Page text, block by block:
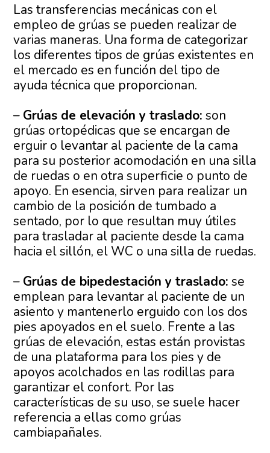
Las transferencias mecánicas con el
empleo de grúas se pueden realizar de
varias maneras. Una forma de categorizar
los diferentes tipos de grúas existentes en
el mercado es en función del tipo de
ayuda técnica que proporcionan.
– Grúas de elevación y traslado: son
grúas ortopédicas que se encargan de
erguir o levantar al paciente de la cama
para su posterior acomodación en una silla
de ruedas o en otra superficie o punto de
apoyo. En esencia, sirven para realizar un
cambio de la posición de tumbado a
sentado, por lo que resultan muy útiles
para trasladar al paciente desde la cama
hacia el sillón, el WC o una silla de ruedas.
– Grúas de bipedestación y traslado: se
emplean para levantar al paciente de un
asiento y mantenerlo erguido con los dos
pies apoyados en el suelo. Frente a las
grúas de elevación, estas están provistas
de una plataforma para los pies y de
apoyos acolchados en las rodillas para
garantizar el confort. Por las
características de su uso, se suele hacer
referencia a ellas como grúas
cambiapañales.